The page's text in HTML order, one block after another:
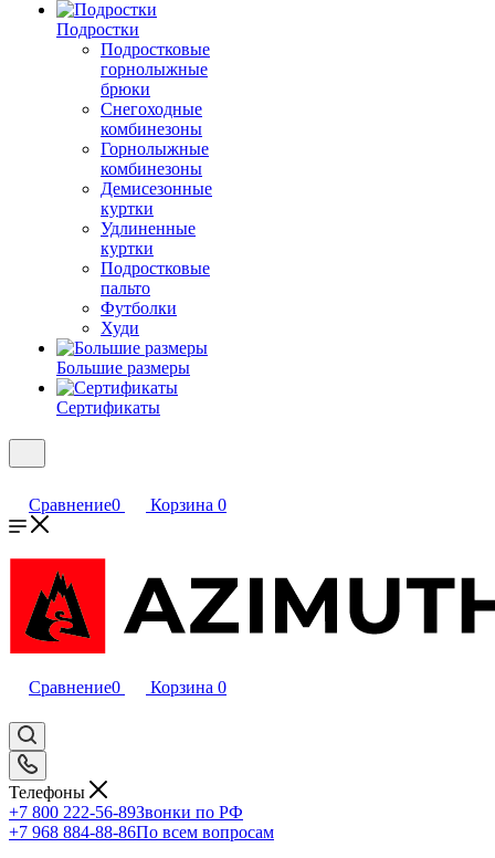
Подростки
Подростковые
горнолыжные
брюки
Снегоходные
комбинезоны
Горнолыжные
комбинезоны
Демисезонные
куртки
Удлиненные
куртки
Подростковые
пальто
Футболки
Худи
Большие размеры
Сертификаты
Сравнение0 Корзина 0
Сравнение0 Корзина 0
Телефоны
+7 800 222-56-89Звонки по РФ
+7 968 884-88-86По всем вопросам